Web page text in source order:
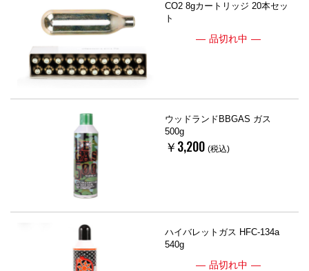
CO2 8gカートリッジ 20本セッ
ト
品切れ中
ウッドランドBBGAS ガス
500g
￥3,200 (税込)
ハイバレットガス HFC-134a
540g
品切れ中